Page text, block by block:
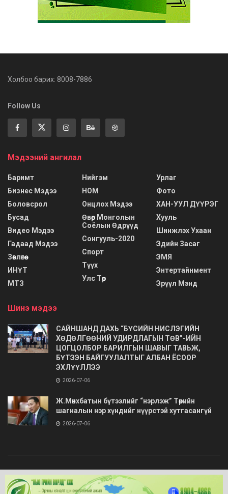
Холбоо барих: 8008-7886
Follow Us
Мэдээний ангилал
Баримт
Бизнес Мэдээ
Боловсрол
Бусад
Видео Мэдээ
Гадаад Мэдээ
Зөвлөгөө
ИНҮТ
МТЗ
Нийгэм
НОМ
Онцлох Мэдээ
Өвөр Монголын
Соёлын Өдрүүд
Сонгууль-2020
Спорт
Түүх
Улс Төр
Урлаг
Фото
ХАН-УУЛ ДҮҮРЭГ
Хууль
Шинжлэх Ухаан
Эдийн Засаг
ЭМЯ
Энтертайнмент
Эрүүл Мэнд
Шинэ мэдээ
САЙНШАНД ДАХЬ “БҮСИЙН НИСЛЭГИЙН
ХӨДӨЛГӨӨНИЙ УДИРДЛАГЫН ТӨВ”-ИЙН
ЦОГЦОЛБОР БАРИЛГЫН ШАВЫГ ТАВЬЖ,
БҮТЭЭН БАЙГУУЛАЛТЫГ АЛБАН ЁСООР
ЭХЛҮҮЛЛЭЭ
2026-07-06
Ж.Мөнхбатын бүтээлийг “нэрлэж” Төрийн
шагналын нэр хүндийг нүүрстэй хутгасангүй
2026-07-06
© 2020 Barimt.com- Зохиогчийн эрх хуулиар хамгаалагдсан. Загварыг
ONLINE MEDIA LLC.